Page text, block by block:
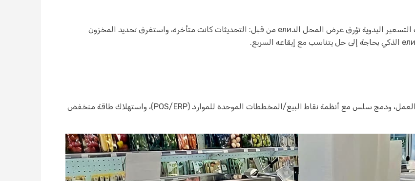
مثل العديد من المحلات الدели التقليدية، كانت علامات التسعير اليدوية تؤرق عرض المحل الدели من قبل: التحديثات كانت متأخرة، واستغرق تحديد المخزون
وقدمت داتالن الحل المطلوب: نشر سريع تجنب تعطيل العمل، ودمج سلس مع أنظمة نقاط البيع/المخططات الموحدة للموارد (POS/ERP)، واستهلاك طاقة منخفض